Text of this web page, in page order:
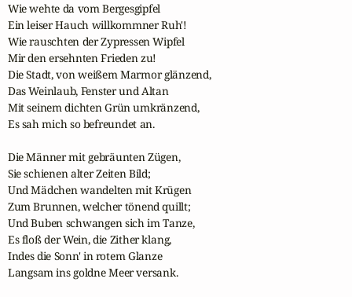
Wie wehte da vom Bergesgipfel
Ein leiser Hauch willkommner Ruh'!
Wie rauschten der Zypressen Wipfel
Mir den ersehnten Frieden zu!
Die Stadt, von weißem Marmor glänzend,
Das Weinlaub, Fenster und Altan
Mit seinem dichten Grün umkränzend,
Es sah mich so befreundet an.
Die Männer mit gebräunten Zügen,
Sie schienen alter Zeiten Bild;
Und Mädchen wandelten mit Krügen
Zum Brunnen, welcher tönend quillt;
Und Buben schwangen sich im Tanze,
Es floß der Wein, die Zither klang,
Indes die Sonn' in rotem Glanze
Langsam ins goldne Meer versank.